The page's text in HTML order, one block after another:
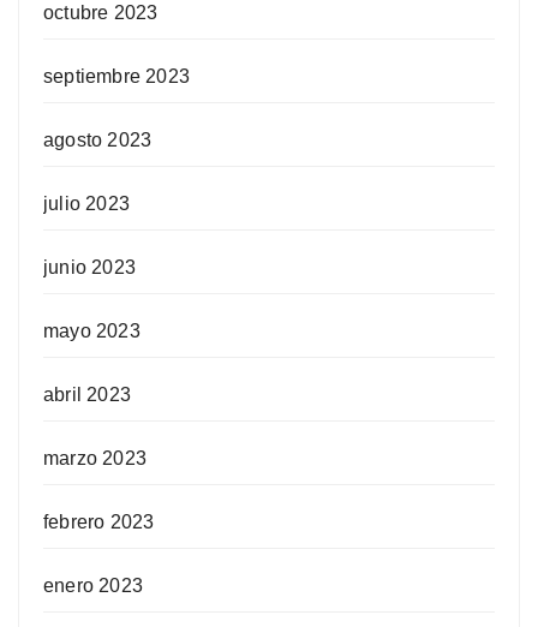
octubre 2023
septiembre 2023
agosto 2023
julio 2023
junio 2023
mayo 2023
abril 2023
marzo 2023
febrero 2023
enero 2023